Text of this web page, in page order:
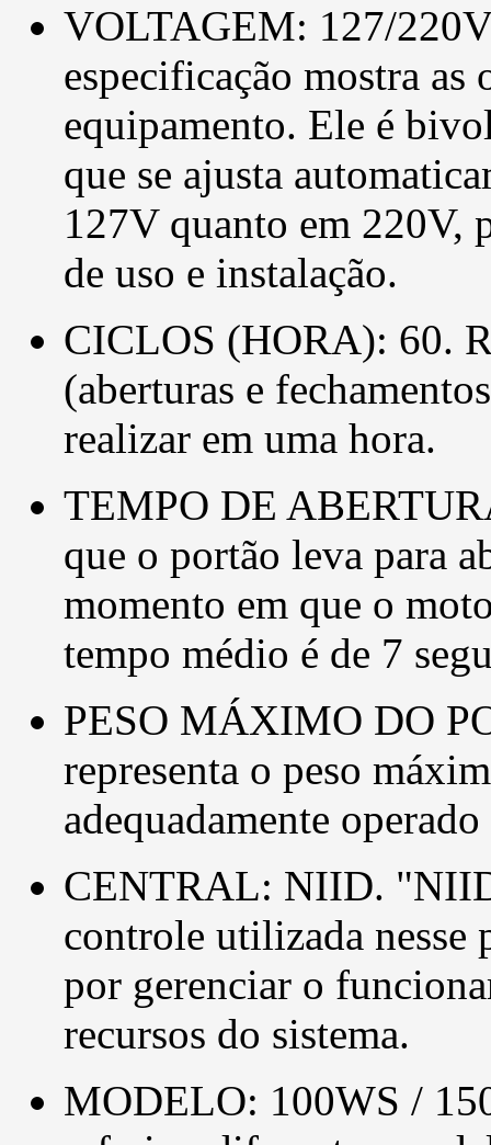
VOLTAGEM: 127/
especificação mostra as
equipamento. Ele é
que se ajusta
127V quanto em 220V,
de uso e instalação.
CICLOS (HORA): 60.
(aberturas e
realizar em uma hora.
TEMPO DE
que o portão leva para
momento em que o
tempo médio é de 7
PESO MÁXIMO DO
representa o peso
adequadamente
CENTRAL: NIID.
controle utilizada nesse
por gerenciar o
recursos do sistema.
MODELO: 100WS /